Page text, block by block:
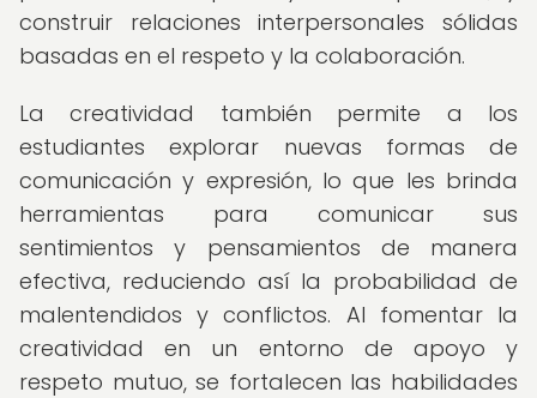
construir relaciones interpersonales sólidas
basadas en el respeto y la colaboración.
La creatividad también permite a los
estudiantes explorar nuevas formas de
comunicación y expresión, lo que les brinda
herramientas para comunicar sus
sentimientos y pensamientos de manera
efectiva, reduciendo así la probabilidad de
malentendidos y conflictos. Al fomentar la
creatividad en un entorno de apoyo y
respeto mutuo, se fortalecen las habilidades